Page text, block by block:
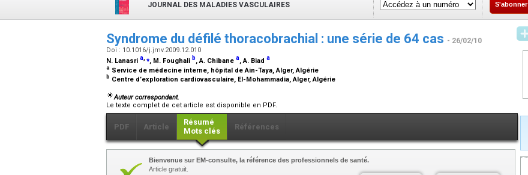
JOURNAL DES MALADIES VASCULAIRES S'abonner
Syndrome du défilé thoracobrachial : une série de 64 cas - 26/02/10
Doi : 10.1016/j.jmv.2009.12.010
N. Lanasri a ⁎, M. Foughali b, A. Chibane a, A. Biad a
a Service de médecine interne, hôpital de Ain-Taya, Alger, Algérie
b Centre d’exploration cardiovasculaire, El-Mohammadia, Alger, Algérie
Auteur correspondant.
Le texte complet de cet article est disponible en PDF.
PDF Article
Résumé
Mots clés
Références
Bienvenue sur EM-consulte, la référence des professionnels de santé.
Article gratuit.